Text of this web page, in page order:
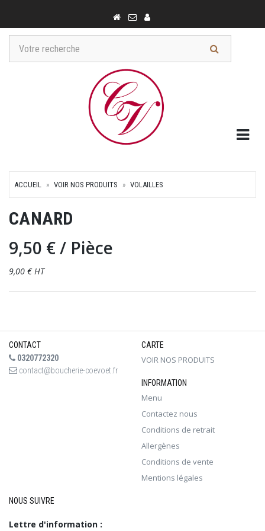
ACCUEIL VOIR NOS PRODUITS VOLAILLES
CANARD
9,50 €/ Pièce
9,00 € HT
CONTACT
0320772320
contact@boucherie-coevoet.fr
CARTE
VOIR NOS PRODUITS
INFORMATION
Menu
Contactez nous
Conditions de retrait
Allergènes
Conditions de vente
Mentions légales
NOUS SUIVRE
Lettre d'information :